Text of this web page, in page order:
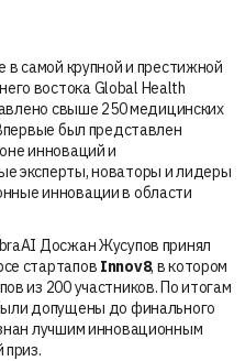
в самой крупной и престижной
востока Global Health
свыше 250 медицинских
был представлен
инноваций и
эксперты, новаторы и лидеры
инновации в области
Досжан Жусупов принял
стартапов Innov8, в котором
из 200 участников. По итогам
допущены до финального
лучшим инновационным
приз.